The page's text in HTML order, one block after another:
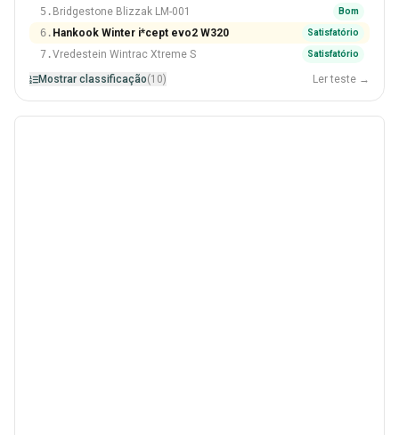
5. Bridgestone Blizzak LM-001 Bom
6. Hankook Winter i*cept evo2 W320 Satisfatório
7.Vredestein Wintrac Xtreme S Satisfatório
Mostrar classificação(10) Ler teste →